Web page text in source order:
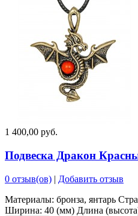
1 400,00 руб.
Подвеска Дракон
0 отзыв(ов) | Добавить отзыв
Материалы: бронза, янтарь
Ширина: 40 (мм) Длина